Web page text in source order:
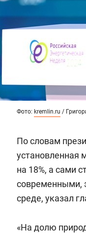
Фото: kremlin.ru /
По словам
установленная
на 18%, а сами
среде, указал
«На долю